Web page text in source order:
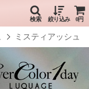
検索 絞り込み 0円
ミスティアッシュ